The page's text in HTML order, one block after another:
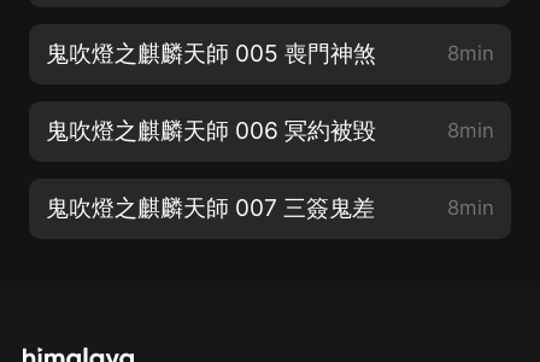
鬼吹燈之麒麟天師 005 喪門神煞 8min
鬼吹燈之麒麟天師 006 冥約被毀 8min
鬼吹燈之麒麟天師 007 三簽鬼差 8min